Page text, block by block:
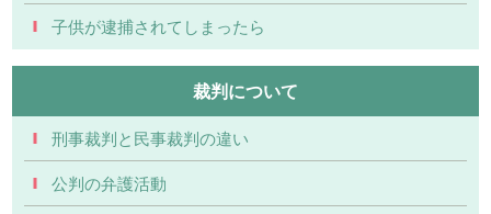
子供が逮捕されてしまったら
裁判について
刑事裁判と民事裁判の違い
公判の弁護活動